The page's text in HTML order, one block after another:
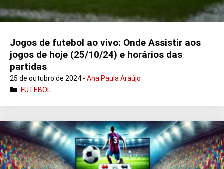
Jogos de futebol ao vivo: Onde Assistir aos
jogos de hoje (25/10/24) e horários das
partidas
25 de outubro de 2024 - Ana Paula Araújo
FUTEBOL